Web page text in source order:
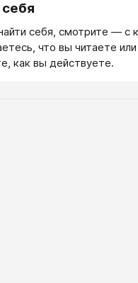
себя, смотрите — с
что вы читаете или
как вы действуете.